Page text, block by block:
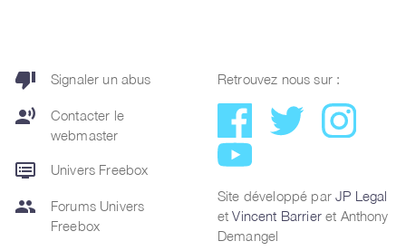
thumb_down Signaler un abus
record_voice_over
Contacter le
webmaster
dvr Univers Freebox
group
Forums Univers
Freebox
Retrouvez nous sur :
Site développé parJP Legal
etVincent Barrieret Anthony
Demangel